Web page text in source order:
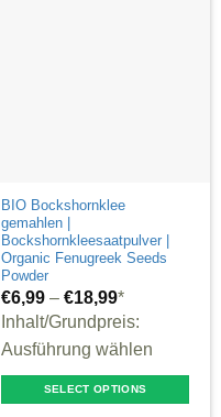
product
page
BIO Bockshornklee
gemahlen |
Bockshornkleesaatpulver |
Organic Fenugreek Seeds
Powder
€6,99 –€18,99*
Inhalt/Grundpreis:
Ausführung wählen
SELECT OPTIONS